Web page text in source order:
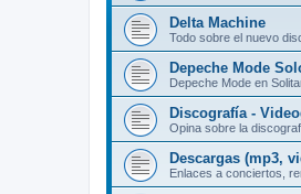
Delta Machine
Todo sobre el nuevo
Depeche Mode
Depeche Mode en
Discografía -
Opina sobre la
Descargas (mp3,
Enlaces a conciertos,